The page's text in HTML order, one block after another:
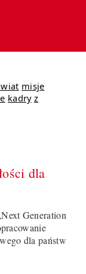
misje
kadry z
dla
Generation
dla państw